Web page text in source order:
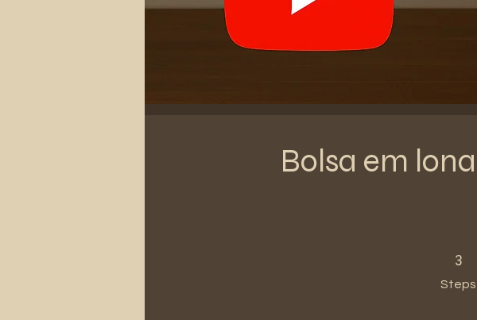
Bolsa em
3
Steps